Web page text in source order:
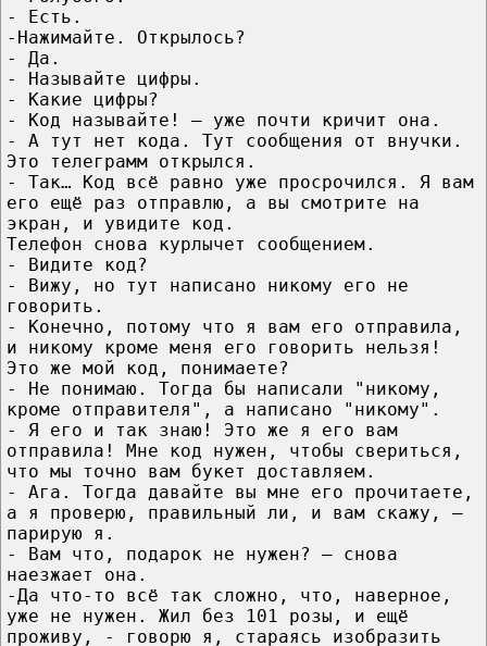
- Есть.
-Нажимайте. Открылось?
- Да.
- Называйте цифры.
- Какие цифры?
- Код называйте! — уже почти кричит она.
- А тут нет кода. Тут сообщения от внучки.
Это телеграмм открылся.
- Так… Код всё равно уже просрочился. Я вам
его ещё раз отправлю, а вы смотрите на
экран, и увидите код.
Телефон снова курлычет сообщением.
- Видите код?
- Вижу, но тут написано никому его не
говорить.
- Конечно, потому что я вам его отправила,
и никому кроме меня его говорить нельзя!
Это же мой код, понимаете?
- Не понимаю. Тогда бы написали "никому,
кроме отправителя", а написано "никому".
- Я его и так знаю! Это же я его вам
отправила! Мне код нужен, чтобы свериться,
что мы точно вам букет доставляем.
- Ага. Тогда давайте вы мне его прочитаете,
а я проверю, правильный ли, и вам скажу, —
парирую я.
- Вам что, подарок не нужен? — снова
наезжает она.
-Да что-то всё так сложно, что, наверное,
уже не нужен. Жил без 101 розы, и ещё
проживу, - говорю я, стараясь изобразить